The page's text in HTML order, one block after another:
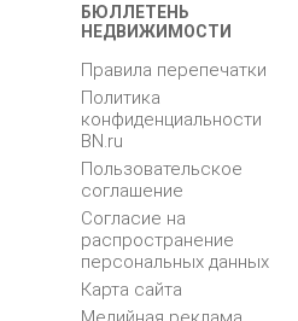
БЮЛЛЕТЕНЬ
НЕДВИЖИМОСТИ
Правила перепечатки
Политика
конфиденциальности
BN.ru
Пользовательское
соглашение
Согласие на
распространение
персональных данных
Карта сайта